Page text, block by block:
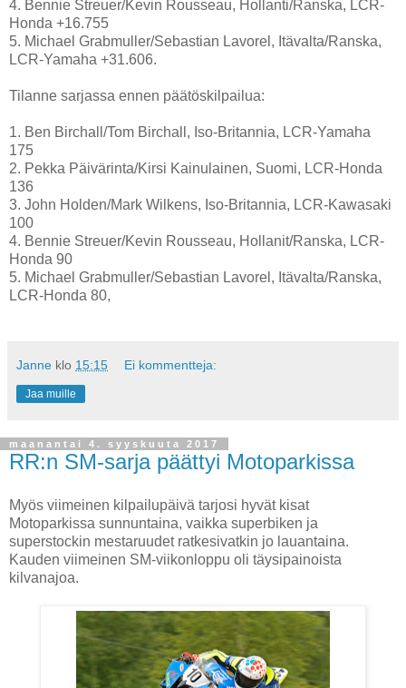
4. Bennie Streuer/Kevin Rousseau, Hollanti/Ranska, LCR-
Honda +16.755
5. Michael Grabmuller/Sebastian Lavorel, Itävalta/Ranska,
LCR-Yamaha +31.606.
Tilanne sarjassa ennen päätöskilpailua:
1. Ben Birchall/Tom Birchall, Iso-Britannia, LCR-Yamaha
175
2. Pekka Päivärinta/Kirsi Kainulainen, Suomi, LCR-Honda
136
3. John Holden/Mark Wilkens, Iso-Britannia, LCR-Kawasaki
100
4. Bennie Streuer/Kevin Rousseau, Hollanit/Ranska, LCR-
Honda 90
5. Michael Grabmuller/Sebastian Lavorel, Itävalta/Ranska,
LCR-Honda 80,
Janne klo 15:15 Ei kommentteja:
Jaa muille
maanantai 4. syyskuuta 2017
RR:n SM-sarja päättyi Motoparkissa
Myös viimeinen kilpailupäivä tarjosi hyvät kisat
Motoparkissa sunnuntaina, vaikka superbiken ja
superstockin mestaruudet ratkesivatkin jo lauantaina.
Kauden viimeinen SM-viikonloppu oli täysipainoista
kilvanajoa.